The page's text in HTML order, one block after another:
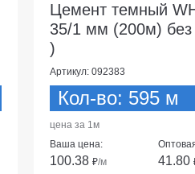
Цемент темный
35/1 мм (200м) без
)
Артикул: 092383
Кол-во: 595 м
цена за 1м
Ваша цена:
100.38 ₽/м 41.80